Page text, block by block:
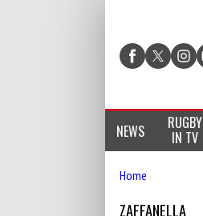
NEWS RUGBY
IN TV
Home
ZAFFANELLA